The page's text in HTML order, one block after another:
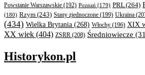
Powstanie Warszawskie (192) Poznań (179) PRL(264)
(180) Rzym (243) Stany zjednoczone (199) Ukraina
(434) Wielka Brytania (268) Włochy (196) XIX
XX wiek (404) ZSRR (208) Średniowiecze
Historykon.pl